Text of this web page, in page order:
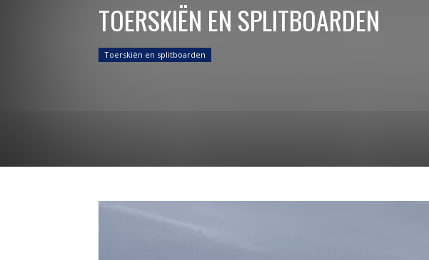
TOERSKIËN EN SPLITBOARDEN
Toerskiën en splitboarden